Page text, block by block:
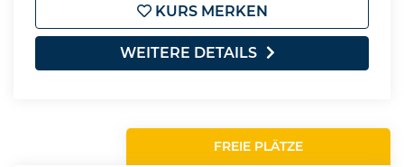
KURS MERKEN
WEITERE DETAILS
FREIE PLÄTZE